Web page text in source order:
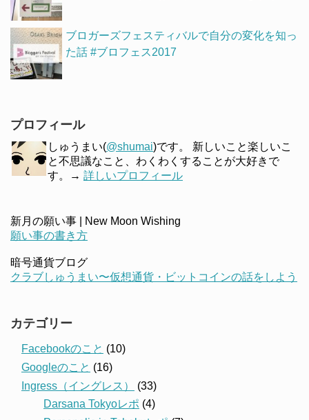
ブロガーズフェスティバルで自分の変化を知っ
た話 #ブロフェス2017
プロフィール
しゅうまい(@shumai)です。 新しいこと楽しいこ
と不思議なこと、わくわくすることが大好きで
す。→ 詳しいプロフィール
新月の願い事 | New Moon Wishing
願い事の書き方
暗号通貨ブログ
クラブしゅうまい〜仮想通貨・ビットコインの話をしよう
カテゴリー
Facebookのこと (10)
Googleのこと (16)
Ingress（イングレス）
(33)
Darsana Tokyoレポ (4)